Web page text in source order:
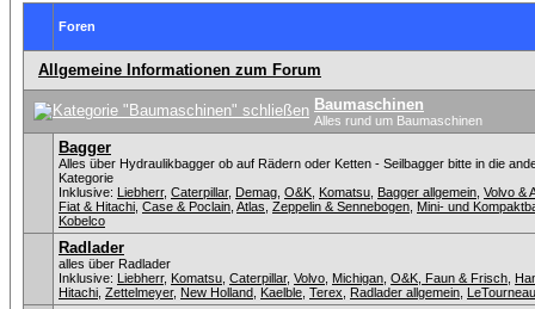
Foren
Allgemeine Informationen zum Forum
Baumaschinen
Alles rund um Baumaschinen
Bagger
Alles über Hydraulikbagger ob auf Rädern oder Ketten - Seilbagger bitte in die
Kategorie
Inklusive: Liebherr, Caterpillar, Demag O&K Komatsu Bagger allgemein Volvo &
Fiat & Hitachi Case & Poclain Atlas Zeppelin & Sennebogen Mini- und
Kobelco
Radlader
alles über Radlader
Inklusive: Liebherr, Komatsu Caterpillar, Volvo Michigan O&K, Faun & Frisch
Hitachi Zettelmeyer, New Holland Kaelble Terex Radlader allgemein LeTourneau